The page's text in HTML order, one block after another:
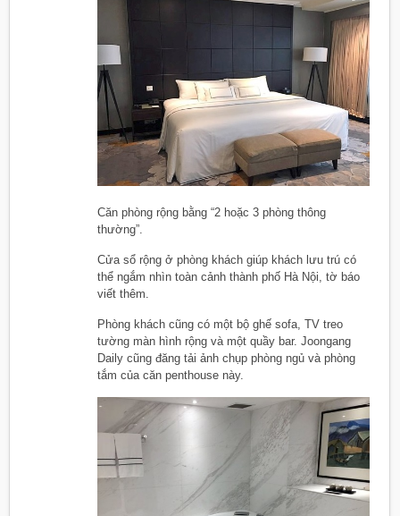
Căn phòng rộng bằng “2 hoặc 3 phòng thông
thường”.
Cửa sổ rộng ở phòng khách giúp khách lưu trú có
thể ngắm nhìn toàn cảnh thành phố Hà Nội, tờ báo
viết thêm.
Phòng khách cũng có một bộ ghế sofa, TV treo
tường màn hình rộng và một quầy bar. Joongang
Daily cũng đăng tải ảnh chụp phòng ngủ và phòng
tắm của căn penthouse này.